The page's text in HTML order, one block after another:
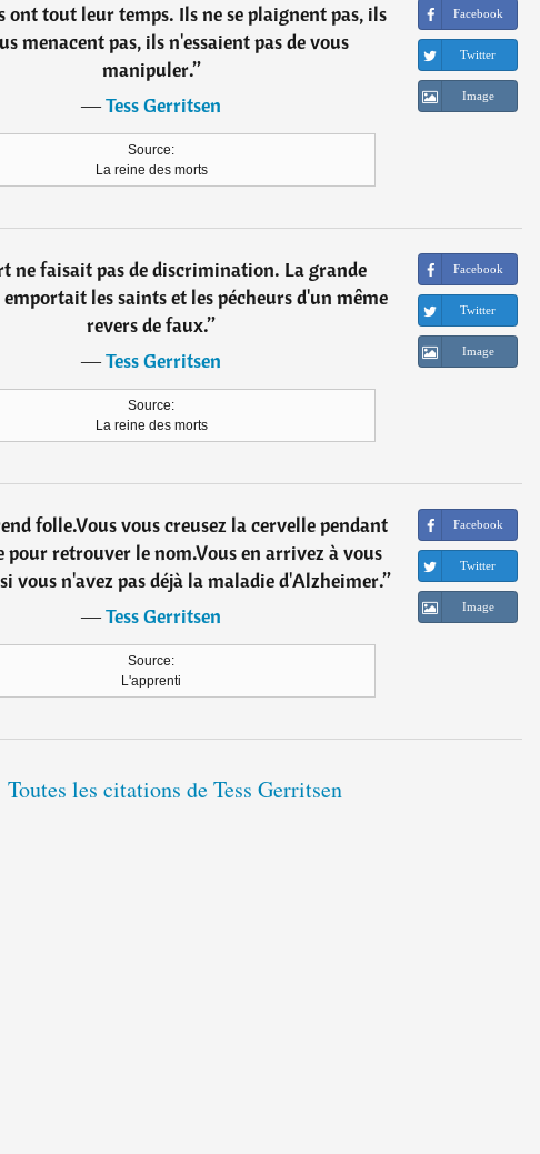
ont tout leur temps. Ils ne se plaignent pas, ils
menacent pas, ils n'essaient pas de vous
manipuler.”
―Tess Gerritsen
Source:
La reine des morts
Facebook
Twitter
Image
ne faisait pas de discrimination. La grande
les saints et les pécheurs d'un même
revers de faux.”
―Tess Gerritsen
Source:
La reine des morts
Facebook
Twitter
Image
folle.Vous vous creusez la cervelle pendant
pour retrouver le nom.Vous en arrivez à vous
vous n'avez pas déjà la maladie d'Alzheimer.”
―Tess Gerritsen
Source:
L'apprenti
Facebook
Twitter
Image
Toutes les citations de Tess Gerritsen